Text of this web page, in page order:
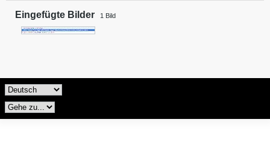
Eingefügte Bilder 1 Bild